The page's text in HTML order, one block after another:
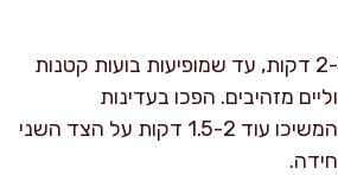
טגנו כל פנקייק 2-3 דקות, עד שמופיעות בועות קטנות
מזהיבים. הפכו בעדינות
באמצעות תרווד והמשיכו עוד 1.5-2 דקות על הצד השני